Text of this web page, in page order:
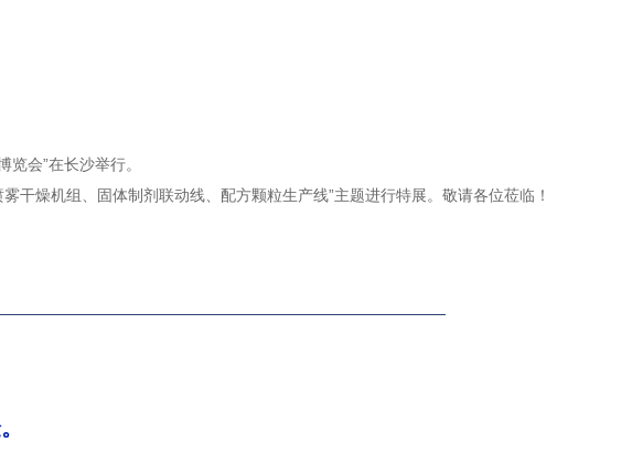
会”在长沙举行。
燥机组、固体制剂联动线、配方颗粒生产线”主题进行特展。敬请各位莅临！